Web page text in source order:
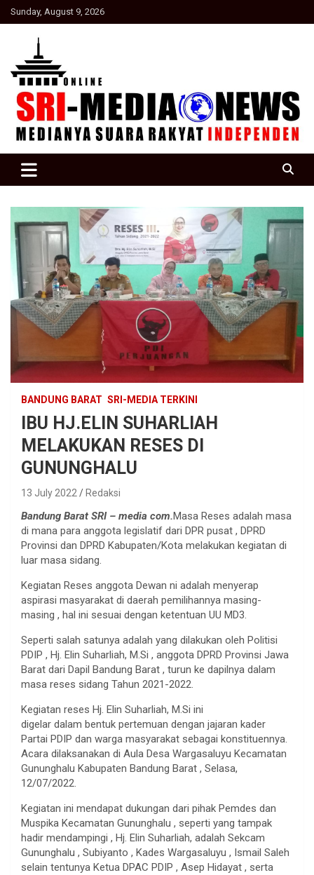
Skip
to
Sunday, August 9, 2026
SRI Media news
BANDUNG BARAT SRI-MEDIA TERKINI
IBU HJ.ELIN SUHARLIAH
MELAKUKAN RESES DI
GUNUNGHALU
13 July 2022 Redaksi
Bandung Barat SRI – media com.Masa Reses adalah masa
di mana para anggota legislatif dari DPR pusat , DPRD
Provinsi dan DPRD Kabupaten/Kota melakukan kegiatan di
luar masa sidang.
Kegiatan Reses anggota Dewan ni adalah menyerap
aspirasi masyarakat di daerah pemilihannya masing-
masing , hal ini sesuai dengan ketentuan UU MD3.
Seperti salah satunya adalah yang dilakukan oleh Politisi
PDIP , Hj. Elin Suharliah, M.Si , anggota DPRD Provinsi Jawa
Barat dari Dapil Bandung Barat , turun ke dapilnya dalam
masa reses sidang Tahun 2021-2022.
Kegiatan reses Hj. Elin Suharliah, M.Si ini
digelar dalam bentuk pertemuan dengan jajaran kader
Partai PDIP dan warga masyarakat sebagai konstituennya.
Acara dilaksanakan di Aula Desa Wargasaluyu Kecamatan
Gununghalu Kabupaten Bandung Barat , Selasa,
12/07/2022.
Kegiatan ini mendapat dukungan dari pihak Pemdes dan
Muspika Kecamatan Gununghalu , seperti yang tampak
hadir mendampingi , Hj. Elin Suharliah, adalah Sekcam
Gununghalu , Subiyanto , Kades Wargasaluyu , Ismail Saleh
selain tentunya Ketua DPAC PDIP , Asep Hidayat , serta